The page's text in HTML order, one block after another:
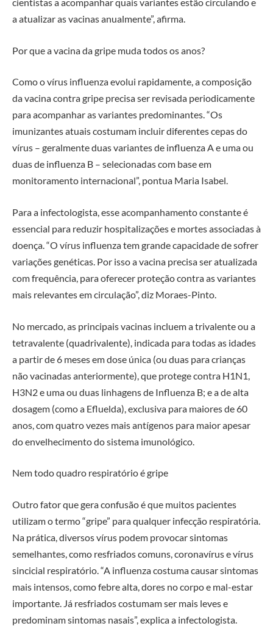
a atualizar as vacinas anualmente”, afirma.
Por que a vacina da gripe muda todos os anos?
Como o vírus influenza evolui rapidamente, a composição
da vacina contra gripe precisa ser revisada periodicamente
para acompanhar as variantes predominantes. “Os
imunizantes atuais costumam incluir diferentes cepas do
vírus – geralmente duas variantes de influenza A e uma ou
duas de influenza B – selecionadas com base em
monitoramento internacional”, pontua Maria Isabel.
Para a infectologista, esse acompanhamento constante é
essencial para reduzir hospitalizações e mortes associadas à
doença. “O vírus influenza tem grande capacidade de sofrer
variações genéticas. Por isso a vacina precisa ser atualizada
com frequência, para oferecer proteção contra as variantes
mais relevantes em circulação”, diz Moraes-Pinto.
No mercado, as principais vacinas incluem a trivalente ou a
tetravalente (quadrivalente), indicada para todas as idades
a partir de 6 meses em dose única (ou duas para crianças
não vacinadas anteriormente), que protege contra H1N1,
H3N2 e uma ou duas linhagens de Influenza B; e a de alta
dosagem (como a Efluelda), exclusiva para maiores de 60
anos, com quatro vezes mais antígenos para maior apesar
do envelhecimento do sistema imunológico.
Nem todo quadro respiratório é gripe
Outro fator que gera confusão é que muitos pacientes
utilizam o termo “gripe” para qualquer infecção respiratória.
Na prática, diversos vírus podem provocar sintomas
semelhantes, como resfriados comuns, coronavírus e vírus
sincicial respiratório. “A influenza costuma causar sintomas
mais intensos, como febre alta, dores no corpo e mal-estar
importante. Já resfriados costumam ser mais leves e
predominam sintomas nasais”, explica a infectologista.